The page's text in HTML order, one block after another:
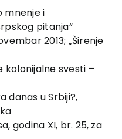
mnenje i
pitanja“
2013; „Širenje
kolonijalne svesti –
danas u Srbiji?,
godina XI, br. 25, za